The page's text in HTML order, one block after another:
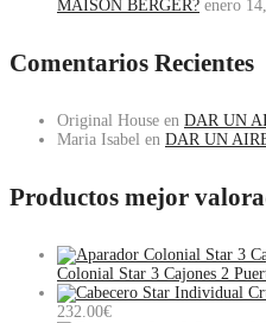
MAISON BERGER? enero
Comentarios Recientes
Original House en DAR UN
Maria Isabel en DAR UN
Productos mejor
Colonial Star 3 Cajones 2
232.00€